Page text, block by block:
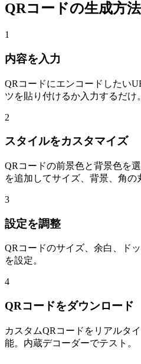
QRコードの生成方法
1
内容を入力
QRコードにエンコードしたい
ツを貼り付けるか入力するだけ。
2
スタイルをカスタマイズ
QRコードの前景色と背景色を
を追加してサイズ、背景、角の
3
設定を調整
QRコードのサイズ、余白、ド
を設定。
4
QRコードをダウンロード
カスタムQRコードをリアルタ
能。内蔵デコーダーでテスト。